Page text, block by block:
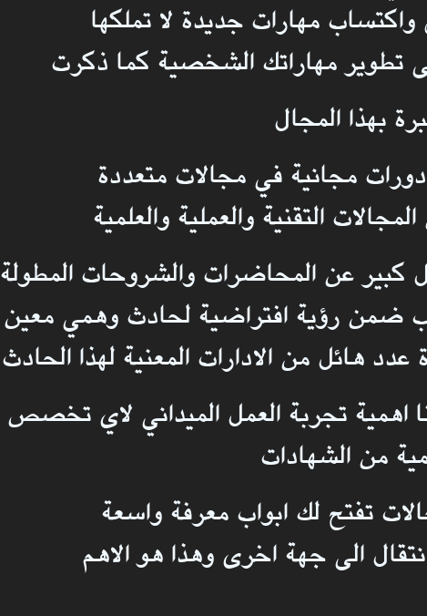
مهارات جديدة لا تملكها
تطوير مهاراتك الشخصية كما ذكرت
بهذا المجال
مجانية في مجالات متعددة
التقنية والعملية والعلمية
كبير عن المحاضرات والشروحات المطولة
ضمن رؤية افتراضية لحادث وهمي معين
هائل من الادارات المعنية لهذا الحادث
اهمية تجربة العمل الميداني لاي تخصص
من الشهادات
تفتح لك ابواب معرفة واسعة
الى جهة اخرى وهذا هو الاهم